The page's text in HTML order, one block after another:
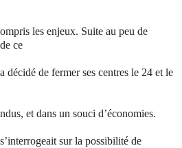
les enjeux. Suite au peu de
ce
décidé de fermer ses centres le 24 et le
et dans un souci d’économies.
sur la possibilité de